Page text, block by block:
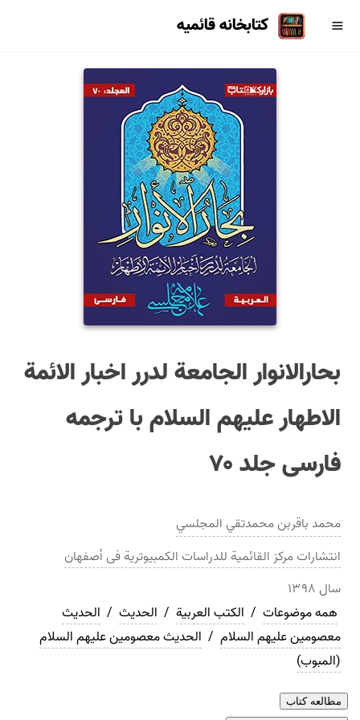
کتابخانه قائمیه
بحارالانوار الجامعة لدرر اخبار الائمة
الاطهار عليهم السلام با ترجمه
فارسی جلد ۷۰
محمد باقربن محمدتقي المجلسي
انتشاراتمرکز القائمیة للدراسات الکمبیوتریة فی أصفهان
سال ۱۳۹۸
همه موضوعات / الکتب العربیة / الحدیث / الحديث
معصومین علیهم السلام / الحديث معصومین علیهم السلام
(المبوب)
مطالعه کتاب